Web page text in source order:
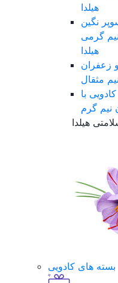
هیلدا
نگین
گرمی
هیلدا
زعفران
نیم مثقال
با
نیم گرم
هیلدا
بسته های کادویی